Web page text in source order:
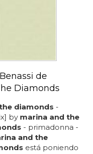
de
Diamonds
diamonds -
by marina and the
- primadonna -
and the
está poniendo